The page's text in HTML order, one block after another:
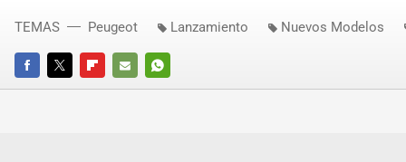
FACEBOOKTWITTERFLIPBOARD
E-
WHATSAPP
TEMAS Peugeot Lanzamiento Nuevos Modelos